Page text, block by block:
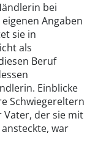
bei
Angaben
sie in
als
Beruf
Einblicke
Schwiegereltern
Vater, der sie mit
war